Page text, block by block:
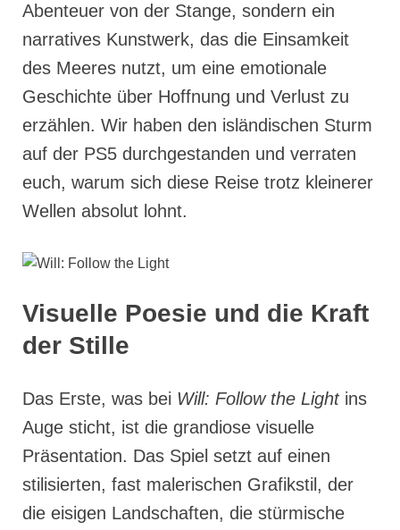
Abenteuer von der Stange, sondern ein
narratives Kunstwerk, das die Einsamkeit
des Meeres nutzt, um eine emotionale
Geschichte über Hoffnung und Verlust zu
erzählen. Wir haben den isländischen Sturm
auf der PS5 durchgestanden und verraten
euch, warum sich diese Reise trotz kleinerer
Wellen absolut lohnt.
Visuelle Poesie und die Kraft
der Stille
Das Erste, was bei Will: Follow the Lightins
Auge sticht, ist die grandiose visuelle
Präsentation. Das Spiel setzt auf einen
stilisierten, fast malerischen Grafikstil, der
die eisigen Landschaften, die stürmische